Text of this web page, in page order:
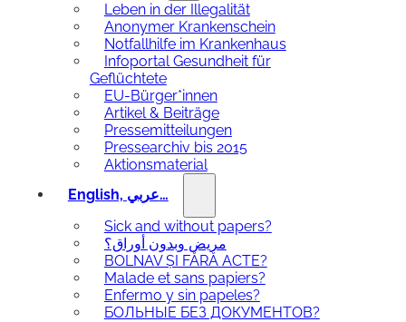
Leben in der Illegalität
Anonymer Krankenschein
Notfallhilfe im Krankenhaus
Infoportal Gesundheit für
Geflüchtete
EU-Bürger*innen
Artikel & Beiträge
Pressemitteilungen
Pressearchiv bis 2015
Aktionsmaterial
English, عربي…
Sick and without papers?
مريض وبدون أوراق؟
BOLNAV ȘI FĂRĂ ACTE?
Malade et sans papiers?
Enfermo y sin papeles?
БОЛЬНЫЕ БЕЗ ДОКУМЕНТОВ?